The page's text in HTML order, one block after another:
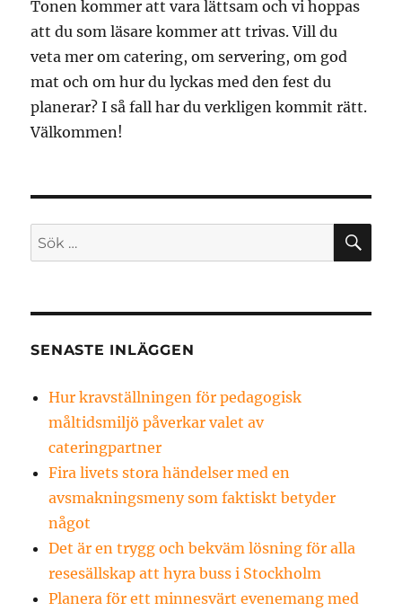
Tonen kommer att vara lättsam och vi hoppas
att du som läsare kommer att trivas. Vill du
veta mer om catering, om servering, om god
mat och om hur du lyckas med den fest du
planerar? I så fall har du verkligen kommit rätt.
Välkommen!
Sök
efter:
SENASTE INLÄGGEN
Hur kravställningen för pedagogisk
måltidsmiljö påverkar valet av
cateringpartner
Fira livets stora händelser med en
avsmakningsmeny som faktiskt betyder
något
Det är en trygg och bekväm lösning för alla
resesällskap att hyra buss i Stockholm
Planera för ett minnesvärt evenemang med